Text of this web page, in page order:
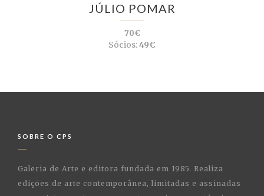
JÚLIO POMAR
70€
Sócios:49€
SOBRE O CPS
Galeria de Arte e editora fundada em 1985. Realiza
edições de arte contemporânea, limitadas e assinadas